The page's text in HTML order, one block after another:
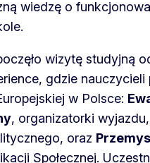
wiedzę o
wizytę studyjną
gdzie
w Polsce:
, organizatorki
oraz
Społecznej.